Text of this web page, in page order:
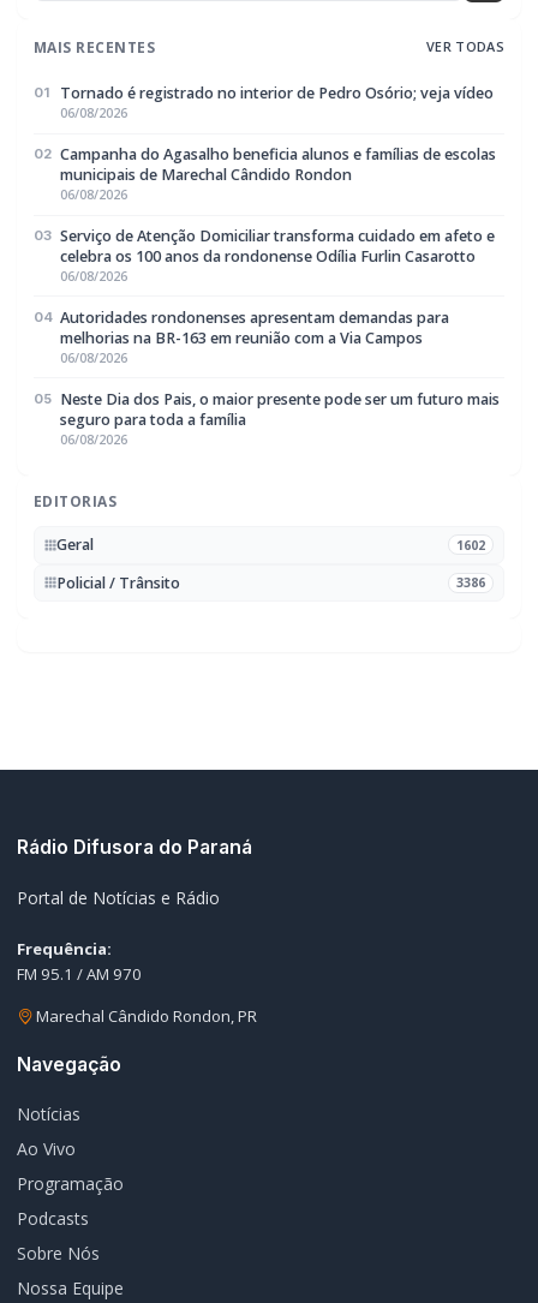
02 Campanha do Agasalho beneficia alunos e famílias de escolas
06/08/2026
celebra os 100 anos da rondonense Odília Furlin Casarotto
06/08/2026
melhorias na BR-163 em reunião com a Via Campos
06/08/2026
seguro para toda a família
06/08/2026
EDITORIAS
Geral
Frequência:
Marechal Cândido Rondon, PR
Navegação
Notícias
Programação
Podcasts
Sobre Nós
Nossa Equipe
Geral